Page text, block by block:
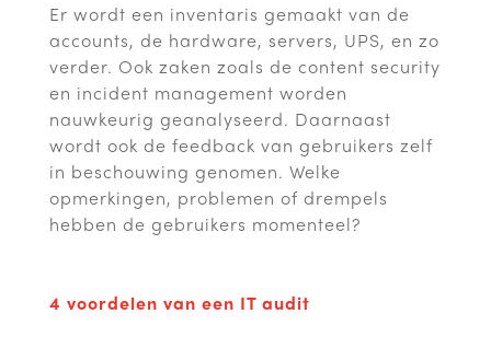
Er wordt een inventaris gemaakt van de
accounts, de hardware, servers, UPS, en zo
verder. Ook zaken zoals de content security
en incident management worden
nauwkeurig geanalyseerd. Daarnaast
wordt ook de feedback van gebruikers zelf
in beschouwing genomen. Welke
opmerkingen, problemen of drempels
hebben de gebruikers momenteel?
4 voordelen van een IT audit